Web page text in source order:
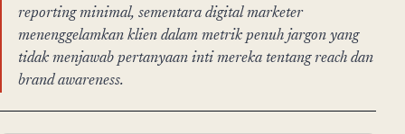
reporting minimal, sementara digital marketer
menenggelamkan klien dalam metrik penuh jargon yang
tidak menjawab pertanyaan inti mereka tentang reach dan
brand awareness.